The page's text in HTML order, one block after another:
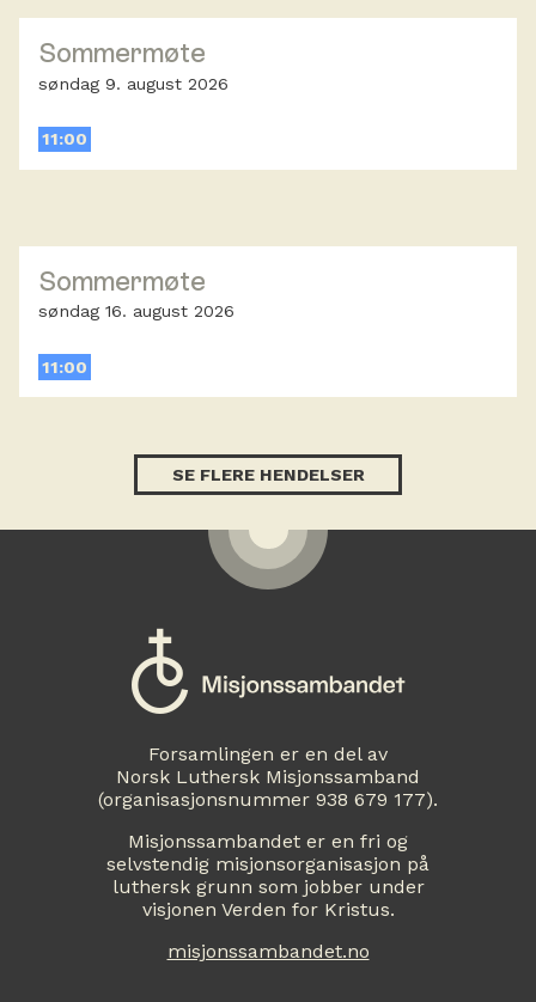
Sommermøte
søndag 9. august 2026
11:00
Sommermøte
søndag 16. august 2026
11:00
SE FLERE HENDELSER
Forsamlingen er en del av
Norsk Luthersk Misjonssamband
(organisasjonsnummer 938 679 177).
Misjonssambandet er en fri og
selvstendig misjonsorganisasjon på
luthersk grunn som jobber under
visjonen Verden for Kristus.
misjonssambandet.no